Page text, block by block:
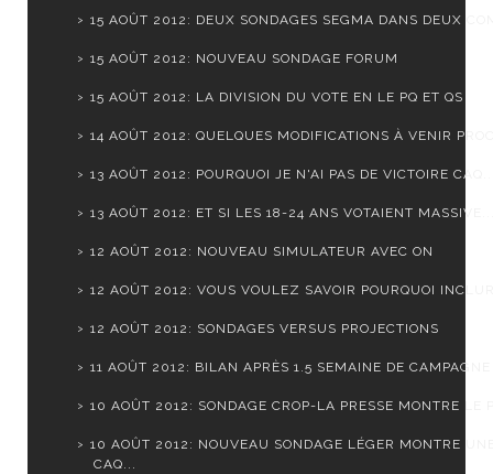
15 AOÛT 2012: DEUX SONDAGES SEGMA DANS DEUX
15 AOÛT 2012: NOUVEAU SONDAGE FORUM
15 AOÛT 2012: LA DIVISION DU VOTE EN LE PQ ET QS
14 AOÛT 2012: QUELQUES MODIFICATIONS À VENIR
13 AOÛT 2012: POURQUOI JE N'AI PAS DE VICTOIRE
13 AOÛT 2012: ET SI LES 18-24 ANS VOTAIENT
12 AOÛT 2012: NOUVEAU SIMULATEUR AVEC ON
12 AOÛT 2012: VOUS VOULEZ SAVOIR POURQUOI
12 AOÛT 2012: SONDAGES VERSUS PROJECTIONS
11 AOÛT 2012: BILAN APRÈS 1.5 SEMAINE DE CAMPAGNE
10 AOÛT 2012: SONDAGE CROP-LA PRESSE MONTRE LE
10 AOÛT 2012: NOUVEAU SONDAGE LÉGER MONTRE
CAQ...